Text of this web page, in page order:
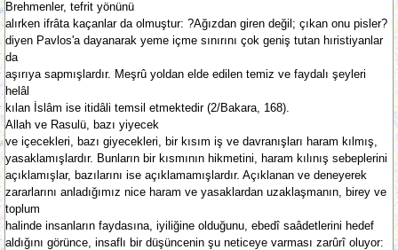
Brehmenler, tefrit yönünü
alırken ifrâta kaçanlar da olmuştur: ?Ağızdan giren değil; çıkan onu pisler?
diyen Pavlos'a dayanarak yeme içme sınırını çok geniş tutan hıristiyanlar
da
aşırıya sapmışlardır. Meşrû yoldan elde edilen temiz ve faydalı şeyleri
helâl
kılan İslâm ise itidâli temsil etmektedir (2/Bakara, 168).
Allah ve Rasulü, bazı yiyecek
ve içecekleri, bazı giyecekleri, bir kısım iş ve davranışları haram kılmış,
yasaklamışlardır. Bunların bir kısmının hikmetini, haram kılınış sebeplerini
açıklamışlar, bazılarını ise açıklamamışlardır. Açıklanan ve deneyerek
zararlarını anladığımız nice haram ve yasaklardan uzaklaşmanın, birey ve
toplum
halinde insanların faydasına, iyiliğine olduğunu, ebedî saâdetlerini hedef
aldığını görünce, insaflı bir düşüncenin şu neticeye varması zarûrî oluyor: